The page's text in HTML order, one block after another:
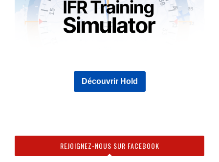
Découvrir Hold
REJOIGNEZ-NOUS SUR FACEBOOK